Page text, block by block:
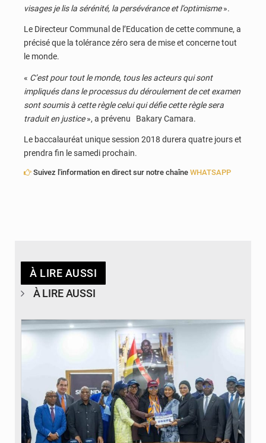
visages je lis la sérénité, la persévérance et l’optimisme».
Le Directeur Communal de l’Education de cette commune, a
précisé que la tolérance zéro sera de mise et concerne tout
le monde.
« C’est pour tout le monde, tous les acteurs qui sont
impliqués dans le processus du déroulement de cet examen
sont soumis à cette règle celui qui défie cette règle sera
traduit en justice», a prévenu Bakary Camara.
Le baccalauréat unique session 2018 durera quatre jours et
prendra fin le samedi prochain.
Suivez l'information en direct sur notre chaîne WHATSAPP
À LIRE AUSSI
À LIRE AUSSI